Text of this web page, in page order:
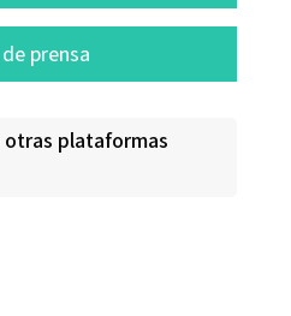
prensa
otras plataformas